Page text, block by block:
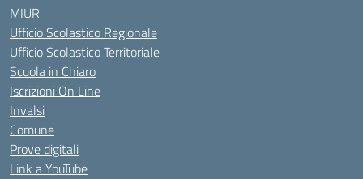
MIUR
Ufficio Scolastico Regionale
Ufficio Scolastico Territoriale
Scuola in Chiaro
Iscrizioni On Line
Invalsi
Comune
Prove digitali
Link a YouTube